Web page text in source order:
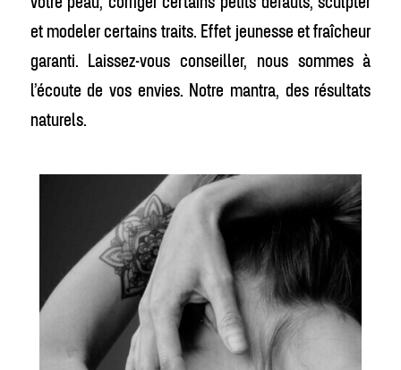
et modeler certains traits. Effet jeunesse et fraîcheur
garanti. Laissez-vous conseiller, nous sommes à
l’écoute de vos envies. Notre mantra, des résultats
naturels.